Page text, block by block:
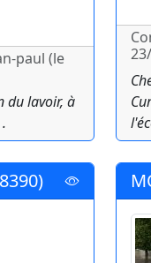
paul (le
du lavoir, à